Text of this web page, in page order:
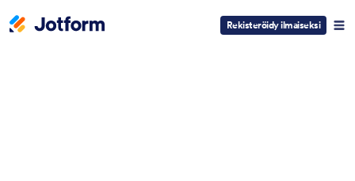
Rekisteröidy ilmaiseksi